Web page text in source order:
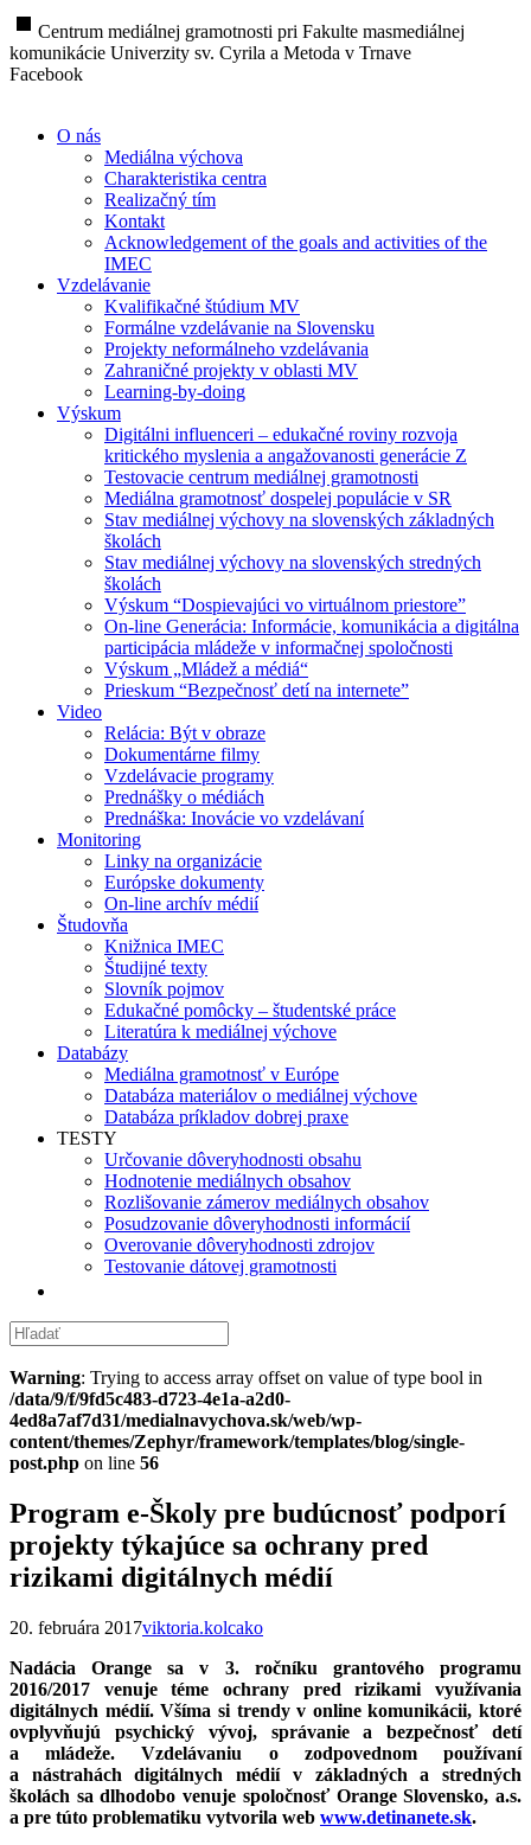
stop Centrum mediálnej gramotnosti pri Fakulte masmediálnej
komunikácie Univerzity sv. Cyrila a Metoda v Trnave
Facebook
O nás
Mediálna výchova
Charakteristika centra
Realizačný tím
Kontakt
Acknowledgement of the goals and activities of the
IMEC
Vzdelávanie
Kvalifikačné štúdium MV
Formálne vzdelávanie na Slovensku
Projekty neformálneho vzdelávania
Zahraničné projekty v oblasti MV
Learning-by-doing
Výskum
Digitálni influenceri – edukačné roviny rozvoja
kritického myslenia a angažovanosti generácie Z
Testovacie centrum mediálnej gramotnosti
Mediálna gramotnosť dospelej populácie v SR
Stav mediálnej výchovy na slovenských základných
školách
Stav mediálnej výchovy na slovenských stredných
školách
Výskum “Dospievajúci vo virtuálnom priestore”
On-line Generácia: Informácie, komunikácia a digitálna
participácia mládeže v informačnej spoločnosti
Výskum „Mládež a médiá“
Prieskum “Bezpečnosť detí na internete”
Video
Relácia: Být v obraze
Dokumentárne filmy
Vzdelávacie programy
Prednášky o médiách
Prednáška: Inovácie vo vzdelávaní
Monitoring
Linky na organizácie
Európske dokumenty
On-line archív médií
Študovňa
Knižnica IMEC
Študijné texty
Slovník pojmov
Edukačné pomôcky – študentské práce
Literatúra k mediálnej výchove
Databázy
Mediálna gramotnosť v Európe
Databáza materiálov o mediálnej výchove
Databáza príkladov dobrej praxe
TESTY
Určovanie dôveryhodnosti obsahu
Hodnotenie mediálnych obsahov
Rozlišovanie zámerov mediálnych obsahov
Posudzovanie dôveryhodnosti informácií
Overovanie dôveryhodnosti zdrojov
Testovanie dátovej gramotnosti
Warning: Trying to access array offset on value of type bool in
/data/9/f/9fd5c483-d723-4e1a-a2d0-
4ed8a7af7d31/medialnavychova.sk/web/wp-
content/themes/Zephyr/framework/templates/blog/single-
post.php on line 56
Program e-Školy pre budúcnosť podporí
projekty týkajúce sa ochrany pred
rizikami digitálnych médií
20. februára 2017viktoria.kolcako
Nadácia Orange sa v 3. ročníku grantového programu
2016/2017 venuje téme ochrany pred rizikami využívania
digitálnych médií. Všíma si trendy v online komunikácii, ktoré
ovplyvňujú psychický vývoj, správanie a bezpečnosť detí
a mládeže. Vzdelávaniu o zodpovednom používaní
a nástrahách digitálnych médií v základných a stredných
školách sa dlhodobo venuje spoločnosť Orange Slovensko, a.s.
a pre túto problematiku vytvorila web www.detinanete.sk.